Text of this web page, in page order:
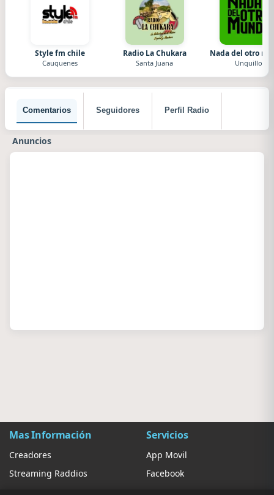
Style fm chile
Cauquenes
Radio La Chukara
Santa Juana
Nada del otro
Unquillo
Comentarios Seguidores Perfil Radio
Anuncios
Mas Información
Creadores
Streaming Raddios
Servicios
App Movil
Facebook